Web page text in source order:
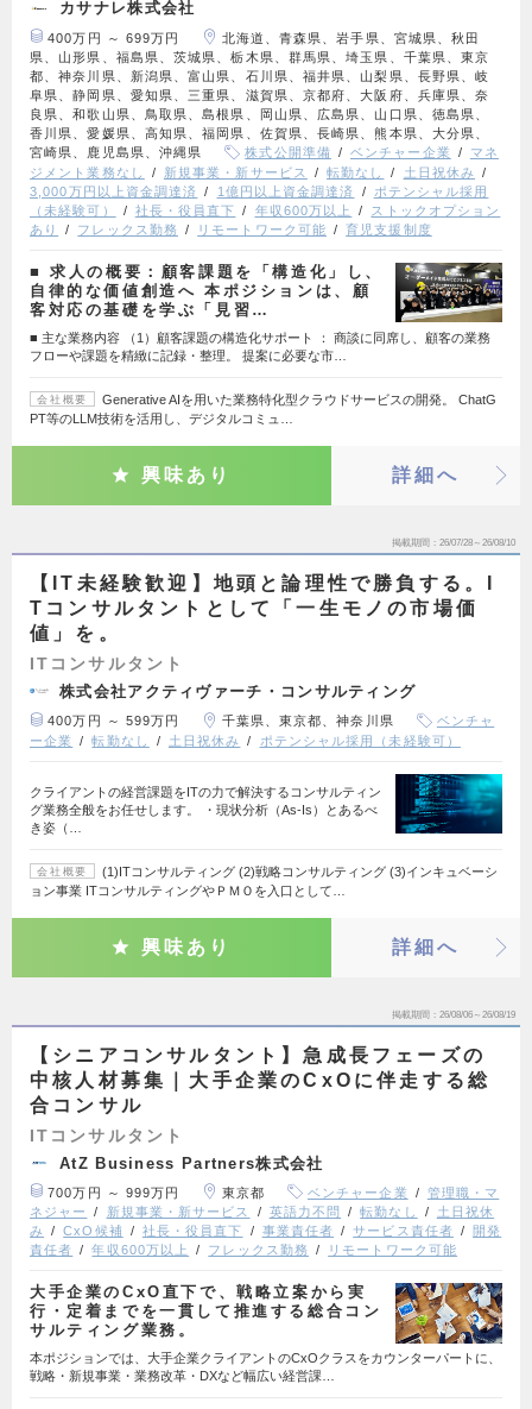
カサナレ株式会社
400万円 ～ 699万円
北海道、青森県、岩手県、宮城県、秋田
県、山形県、福島県、茨城県、栃木県、群馬県、埼玉県、千葉県、東京
都、神奈川県、新潟県、富山県、石川県、福井県、山梨県、長野県、岐
阜県、静岡県、愛知県、三重県、滋賀県、京都府、大阪府、兵庫県、奈
良県、和歌山県、鳥取県、島根県、岡山県、広島県、山口県、徳島県、
香川県、愛媛県、高知県、福岡県、佐賀県、長崎県、熊本県、大分県、
宮崎県、鹿児島県、沖縄県
株式公開準備 ベンチャー企業
マネ
ジメント業務なし
新規事業・新サービス 転勤なし
土日祝休み
3,000万円以上資金調達済
1億円以上資金調達済
ポテンシャル採用
（未経験可）
社長・役員直下 年収600万以上
ストックオプション
あり
フレックス勤務 リモートワーク可能 育児支援制度
■ 求人の概要：顧客課題を「構造化」し、
自律的な価値創造へ 本ポジションは、顧
客対応の基礎を学ぶ「見習…
■ 主な業務内容 （1）顧客課題の構造化サポート ： 商談に同席し、顧客の業務
フローや課題を精緻に記録・整理。 提案に必要な市…
会社概要
Generative AIを用いた業務特化型クラウドサービスの開発。 ChatG
PT等のLLM技術を活用し、デジタルコミュ…
興味あり 詳細へ
掲載期間 26/07/28～26/08/10
【IT未経験歓迎】地頭と論理性で勝負する。I
Tコンサルタントとして「一生モノの市場価
値」を。
ITコンサルタント
株式会社アクティヴァーチ・コンサルティング
400万円 ～ 599万円 千葉県、東京都、神奈川県
ベンチャ
ー企業
転勤なし 土日祝休み ポテンシャル採用（未経験可）
クライアントの経営課題をITの力で解決するコンサルティン
グ業務全般をお任せします。 ・現状分析（As-Is）とあるべ
き姿（…
会社概要
(1)ITコンサルティング (2)戦略コンサルティング (3)インキュベーシ
ョン事業 ITコンサルティングやＰＭＯを入口として…
興味あり 詳細へ
掲載期間 26/08/06～26/08/19
【シニアコンサルタント】急成長フェーズの
中核人材募集｜大手企業のCxOに伴走する総
合コンサル
ITコンサルタント
AtZ Business Partners株式会社
700万円 ～ 999万円 東京都 ベンチャー企業
管理職・マ
ネジャー
新規事業・新サービス 英語力不問 転勤なし
土日祝休
み
CxO候補 社長・役員直下 事業責任者 サービス責任者
開発
責任者
年収600万以上 フレックス勤務 リモートワーク可能
大手企業のCxO直下で、戦略立案から実
行・定着までを一貫して推進する総合コン
サルティング業務。
本ポジションでは、大手企業クライアントのCxOクラスをカウンターパートに、
戦略・新規事業・業務改革・DXなど幅広い経営課…